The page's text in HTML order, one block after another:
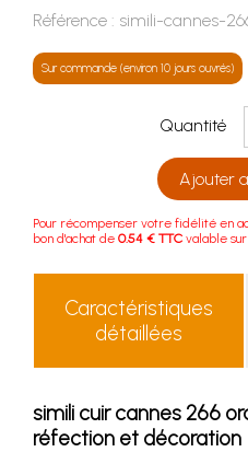
Référence : simili-cannes-
Sur commande (environ 10 jours ouvrés)
Quantité
Ajouter
Pour récompenser votre fidélité en
bon d'achat de 0.54 € TTC valable
Caractéristiques
détaillées
simili cuir cannes 266
réfection et décoration